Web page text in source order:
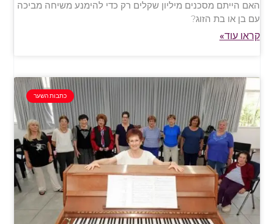
האם הייתם מסכנים מיליון שקלים רק כדי להימנע משיחה מביכה
עם בן או בת הזוג?
קראו עוד»
כתבות השער